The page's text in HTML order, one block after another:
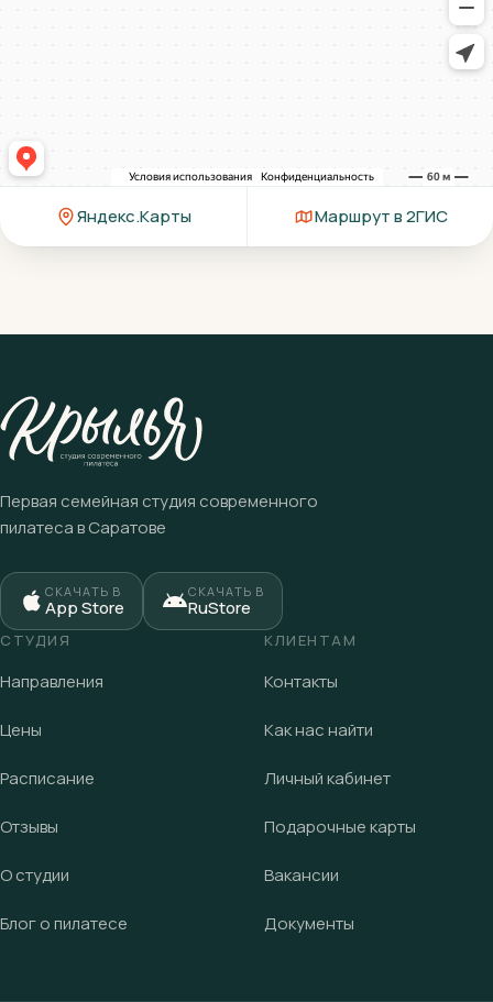
Яндекс.Карты Маршрут в 2ГИС
Первая семейная студия современного
пилатеса в Саратове
СКАЧАТЬ В
App Store
СКАЧАТЬ В
RuStore
СТУДИЯ
Направления
Цены
Расписание
Отзывы
О студии
Блог о пилатесе
КЛИЕНТАМ
Контакты
Как нас найти
Личный кабинет
Подарочные карты
Вакансии
Документы